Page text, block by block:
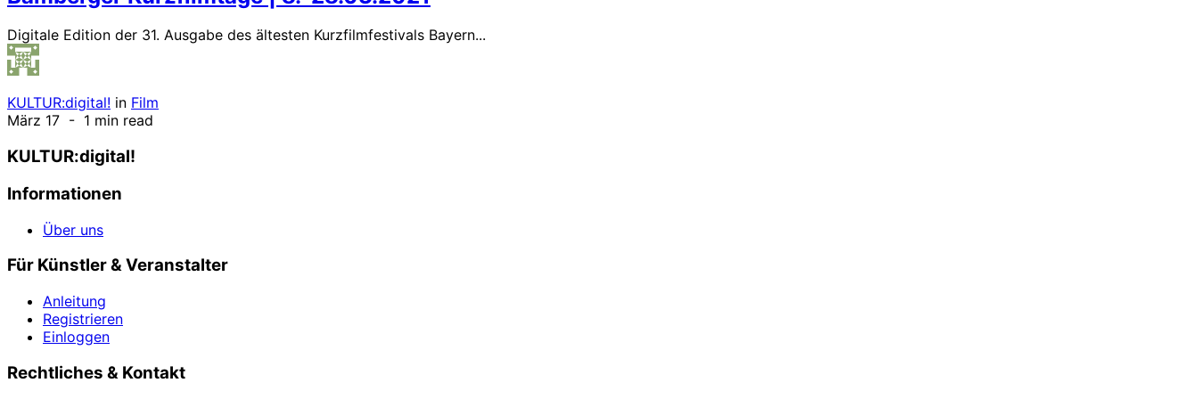
Digitale Edition der 31. Ausgabe des ältesten Kurzfilmfestivals Bayern...
KULTUR:digital! in Film
März 17 - 1 min read
KULTUR:digital!
Informationen
Über uns
Für Künstler & Veranstalter
Anleitung
Registrieren
Einloggen
Rechtliches & Kontakt